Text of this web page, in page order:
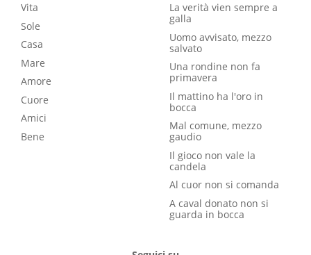
Vita
Sole
Casa
Mare
Amore
Cuore
Amici
Bene
La verità vien sempre a
galla
Uomo avvisato, mezzo
salvato
Una rondine non fa
primavera
Il mattino ha l'oro in
bocca
Mal comune, mezzo
gaudio
Il gioco non vale la
candela
Al cuor non si comanda
A caval donato non si
guarda in bocca